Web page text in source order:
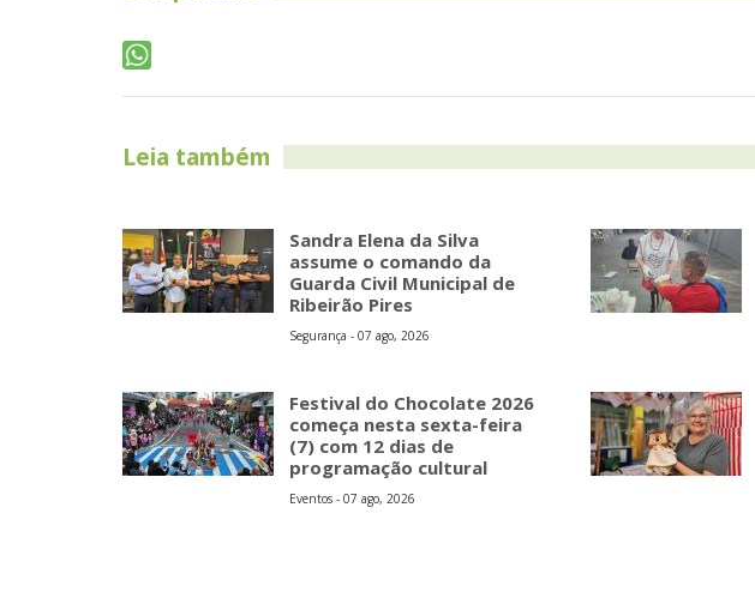
Leia também
Sandra Elena da Silva
assume o comando da
Guarda Civil Municipal de
Ribeirão Pires
Segurança - 07 ago, 2026
Festival do Chocolate 2026
começa nesta sexta-feira
(7) com 12 dias de
programação cultural
Eventos - 07 ago, 2026